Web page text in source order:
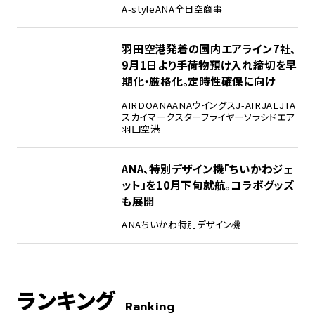
A-styleANA全日空商事
羽田空港発着の国内エアライン7社、
9月1日より手荷物預け入れ締切を早
期化・厳格化。定時性確保に向け
AIRDOANAANAウイングスJ-AIRJAL JTA
スカイマークスターフライヤーソラシドエア
羽田空港
ANA、特別デザイン機「ちいかわジェ
ット」を10月下旬就航。コラボグッズ
も展開
ANAちいかわ特別デザイン機
ランキング Ranking